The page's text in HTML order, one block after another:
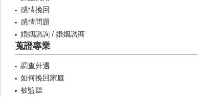
感情挽回
感情問題
婚姻諮詢 / 婚姻諮商
蒐證專業
調查外遇
如何挽回家庭
被監聽